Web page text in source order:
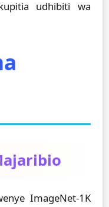
udhibiti wa
ImageNet-1K